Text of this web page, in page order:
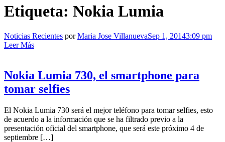
Etiqueta: Nokia Lumia
Noticias Recientes porMaria Jose VillanuevaSep 1, 20143:09 pm
Leer Más
Nokia Lumia 730, el smartphone para
tomar selfies
El Nokia Lumia 730 será el mejor teléfono para tomar selfies, esto
de acuerdo a la información que se ha filtrado previo a la
presentación oficial del smartphone, que será este próximo 4 de
septiembre […]